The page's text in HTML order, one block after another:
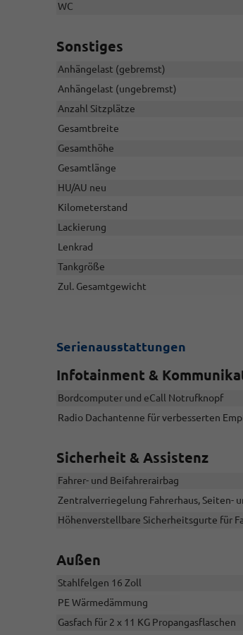
WC
Sonstiges
Anhängelast (gebremst)
Anhängelast (ungebremst)
Anzahl Sitzplätze
Gesamtbreite
Gesamthöhe
Gesamtlänge
HU/AU neu
Kilometerstand
Lackierung
Lenkrad
Tankgröße
Zul. Gesamtgewicht
Serienausstattungen
Infotainment &
Bordcomputer und eCall Notrufknopf
Radio Dachantenne für verbesserten
Sicherheit & Assistenz
Fahrer- und Beifahrerairbag
Zentralverriegelung Fahrerhaus, Seiten-
Höhenverstellbare Sicherheitsgurte für
Außen
Stahlfelgen 16 Zoll
PE Wärmedämmung
Gasfach für 2 x 11 KG Propangasflaschen